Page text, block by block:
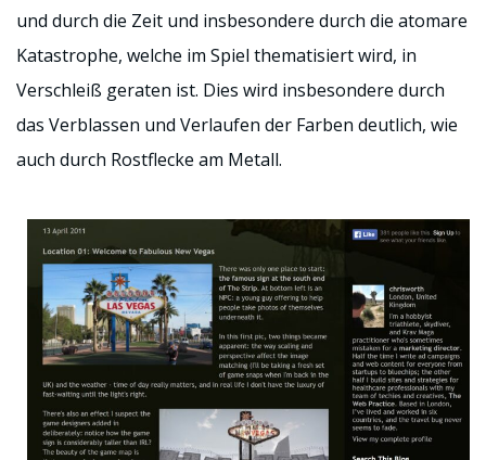
und durch die Zeit und insbesondere durch die atomare
Katastrophe, welche im Spiel thematisiert wird, in
Verschleiß geraten ist. Dies wird insbesondere durch
das Verblassen und Verlaufen der Farben deutlich, wie
auch durch Rostflecke am Metall.